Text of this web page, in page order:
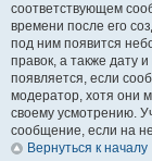
соответствующем
времени после его
под ним появится
правок, а также дату
появляется, если
модератор, хотя они
своему усмотрению.
сообщение, если на
Вернуться к началу